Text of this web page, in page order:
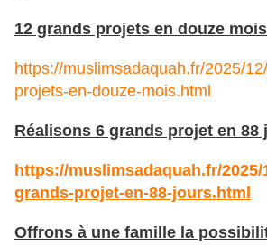
12 grands projets en douze
https://muslimsadaquah.fr/2025/
projets-en-douze-mois.html
Réalisons 6 grands projet en 88
https://muslimsadaquah.fr/
grands-projet-en-88-jours.html
Offrons à une famille la